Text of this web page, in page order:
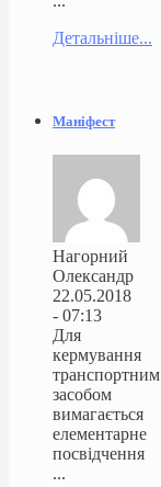
Детальніше...
Маніфест
Нагорний
Олександр
22.05.2018
- 07:13
Для
кермування
транспортним
засобом
вимагається
елементарне
посвідчення
...